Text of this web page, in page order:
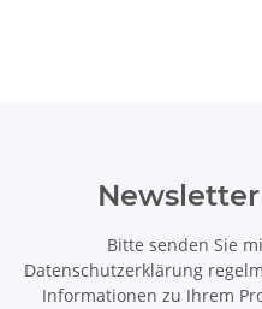
Bitte senden Sie
Datenschutzerklärung
Informationen zu Ihrem